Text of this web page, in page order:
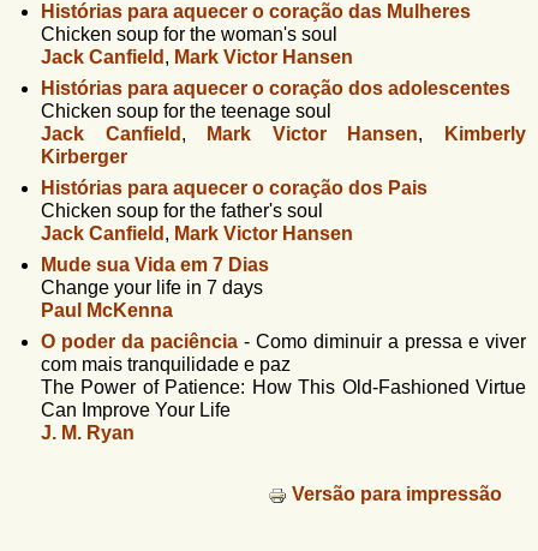
Histórias para aquecer o coração das Mulheres
Chicken soup for the woman's soul
Jack Canfield , Mark Victor Hansen
Histórias para aquecer o coração dos adolescentes
Chicken soup for the teenage soul
Jack Canfield , Mark Victor Hansen,
Kimberly
Kirberger
Histórias para aquecer o coração dos Pais
Chicken soup for the father's soul
Jack Canfield , Mark Victor Hansen
Mude sua Vida em 7 Dias
Change your life in 7 days
Paul McKenna
O poder da paciência - Como diminuir a pressa e viver
com mais tranquilidade e paz
The Power of Patience: How This Old-Fashioned Virtue
Can Improve Your Life
J. M. Ryan
Versão para impressão